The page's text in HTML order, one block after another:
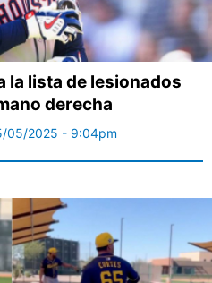
la lista de lesionados
derecha
05/2025 - 9:04pm